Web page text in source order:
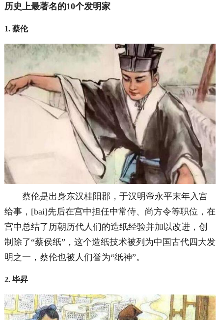
历史上最著名的10个发明家
1. 蔡伦
蔡伦是出身东汉桂阳郡，于汉明帝永平末年入宫
给事，[bai]先后在宫中担任中常侍、尚方令等职位，在
宫中总结了历朝历代人们的造纸经验并加以改进，创
制除了“蔡侯纸”，这个造纸技术被列为中国古代四大发
明之一，蔡伦也被人们誉为“纸神”。
2. 毕昇